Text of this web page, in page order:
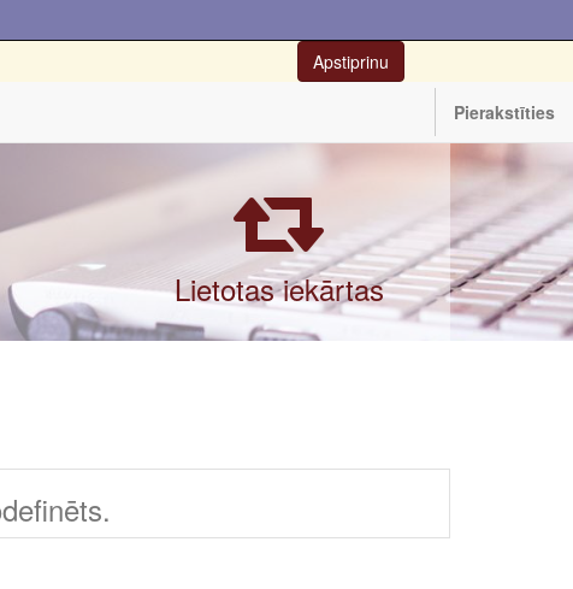
Apstiprinu
Pierakstīties
Lietotas iekārtas